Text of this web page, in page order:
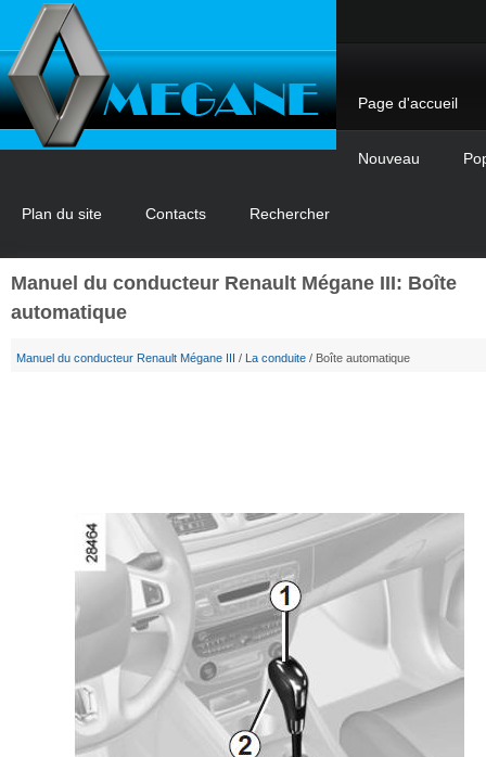
Page d'accueil
Nouveau
Plan du site Contacts Rechercher
Manuel du conducteur Renault Mégane III: Boîte
automatique
Manuel du conducteur Renault Mégane III / La conduite / Boîte automatique